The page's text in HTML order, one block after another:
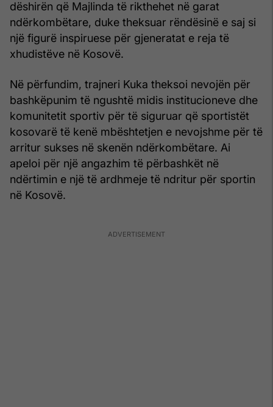
dëshirën që Majlinda të rikthehet në garat
ndërkombëtare, duke theksuar rëndësinë e saj si
një figurë inspiruese për gjeneratat e reja të
xhudistëve në Kosovë.
Në përfundim, trajneri Kuka theksoi nevojën për
bashkëpunim të ngushtë midis institucioneve dhe
komunitetit sportiv për të siguruar që sportistët
kosovarë të kenë mbështetjen e nevojshme për të
arritur sukses në skenën ndërkombëtare. Ai
apeloi për një angazhim të përbashkët në
ndërtimin e një të ardhmeje të ndritur për sportin
në Kosovë.